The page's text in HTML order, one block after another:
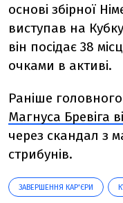
основі збірної
виступав на
він посідає 38
очками в активі.
Раніше головного
Магнуса Бревіга
через скандал з
стрибунів.
ЗАВЕРШЕННЯ КАР'ЄРИ